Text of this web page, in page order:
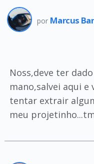
por Marcus
Noss,deve ter
mano,salvei aqui e
tentar extrair
meu